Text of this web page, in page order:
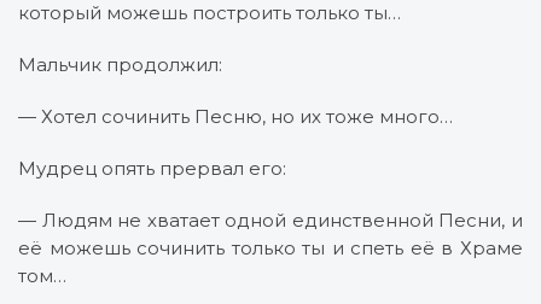
который можешь построить только ты…
Мальчик продолжил:
— Хотел сочинить Песню, но их тоже много…
Мудрец опять прервал его:
— Людям не хватает одной единственной Песни, и
её можешь сочинить только ты и спеть её в Храме
том…